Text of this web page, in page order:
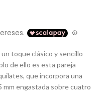
toque clásico y sencillo
de ello es esta pareja
que incorpora una
engastada sobre cuatro